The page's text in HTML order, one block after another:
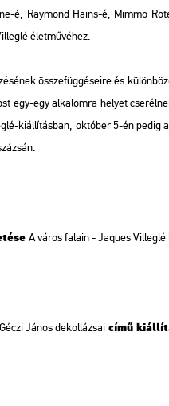
é, Ray­mond Hains-é, Mimmo
élet­mű­vé­hez.
össze­füg­gé­se­i­re és
egy-egy al­ka­lom­ra he­lyet
ki­ál­lí­tás­ban, ok­tó­ber 5-én pedig
A város fa­la­in - Ja­ques Vil­leg­lé
János de­kol­lá­zsai című